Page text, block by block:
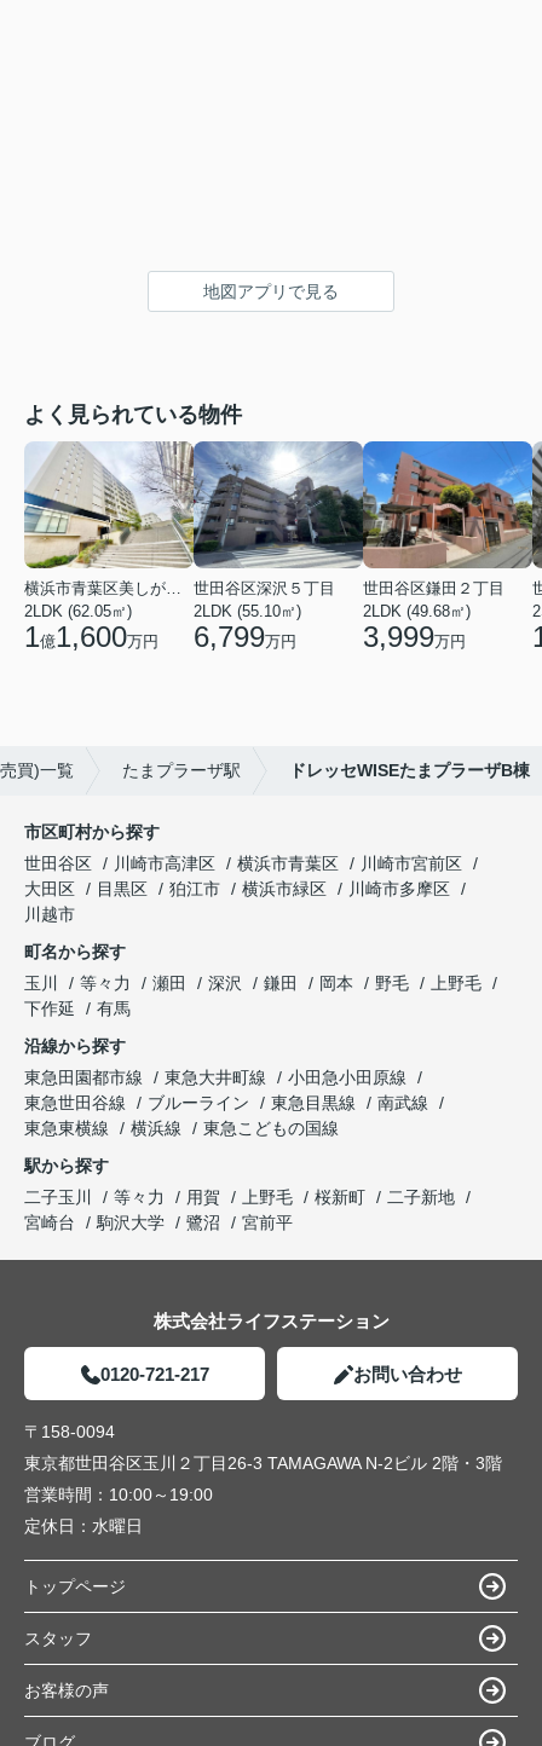
地図アプリで見る
よく見られている物件
横浜市青葉区美しが丘１丁目
2LDK (62.05㎡)
1億1,600万円
世田谷区深沢５丁目
2LDK (55.10㎡)
6,799万円
世田谷区鎌田２丁目
2LDK (49.68㎡)
3,999万円
買)一覧 たまプラーザ駅 ドレッセWISEたまプラーザB棟
市区町村から探す
世田谷区
川崎市高津区 横浜市青葉区
川崎市宮前区
大田区
目黒区 狛江市 横浜市緑区
川崎市多摩区
川越市
町名から探す
玉川
等々力 瀬田 深沢 鎌田 岡本 野毛
上野毛
下作延
有馬
沿線から探す
東急田園都市線
東急大井町線
小田急小田原線
東急世田谷線
ブルーライン 東急目黒線
南武線
東急東横線
横浜線
東急こどもの国線
駅から探す
二子玉川
等々力 用賀 上野毛 桜新町
二子新地
宮崎台
駒沢大学 鷺沼 宮前平
株式会社ライフステーション
0120-721-217 お問い合わせ
〒158-0094
東京都世田谷区玉川２丁目26-3 TAMAGAWA N-2ビル 2階・3階
営業時間： 10:00～19:00
定休日： 水曜日
トップページ
スタッフ
お客様の声
ブログ